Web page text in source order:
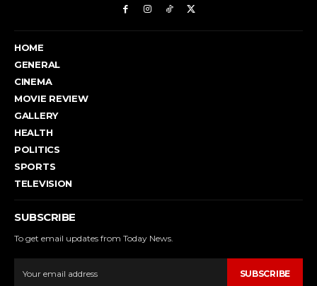
HOME
GENERAL
CINEMA
MOVIE REVIEW
GALLERY
HEALTH
POLITICS
SPORTS
TELEVISION
SUBSCRIBE
To get email updates from Today News.
SUBSCRIBE